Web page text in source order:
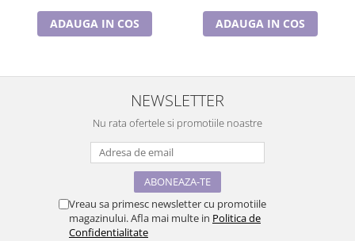
ADAUGA IN COS ADAUGA IN COS
NEWSLETTER
Nu rata ofertele si promotiile noastre
Vreau sa primesc newsletter cu promotiile
magazinului. Afla mai multe in Politica de
Confidentialitate